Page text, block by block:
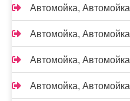
Автомойка, Автомойка
Автомойка, Автомойка
Автомойка, Автомойка
Автомойка, Автомойка